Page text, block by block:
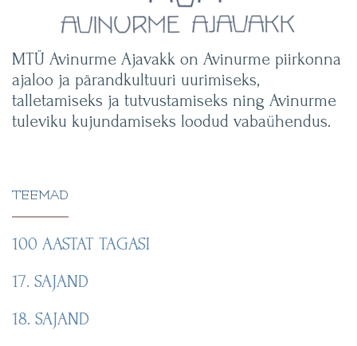
MTÜ Avinurme Ajavakk on Avinurme piirkonna
ajaloo ja pärandkultuuri uurimiseks,
talletamiseks ja tutvustamiseks ning Avinurme
tuleviku kujundamiseks loodud vabaühendus.
TEEMAD
100 AASTAT TAGASI
17. SAJAND
18. SAJAND